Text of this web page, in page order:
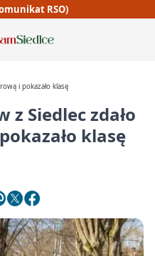
RSO)
i pokazało klasę
z Siedlec zdało
klasę